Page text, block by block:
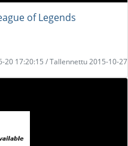
of Legends
20 17:20:15 / Tallennettu 2015-10-27